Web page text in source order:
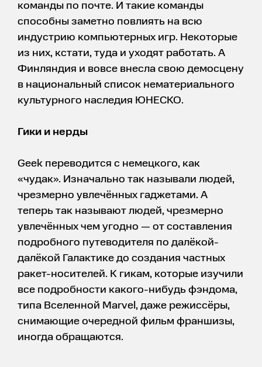
команды по почте. И такие команды
способны заметно повлиять на всю
индустрию компьютерных игр. Некоторые
из них, кстати, туда и уходят работать. А
Финляндия и вовсе внесла свою демосцену
в национальный список нематериального
культурного наследия ЮНЕСКО.
Гики и нерды
Geek переводится с немецкого, как
«чудак». Изначально так называли людей,
чрезмерно увлечённых гаджетами. А
теперь так называют людей, чрезмерно
увлечённых чем угодно — от составления
подробного путеводителя по далёкой-
далёкой Галактике до создания частных
ракет-носителей. К гикам, которые изучили
все подробности какого-нибудь фэндома,
типа Вселенной Marvel, даже режиссёры,
снимающие очередной фильм франшизы,
иногда обращаются.